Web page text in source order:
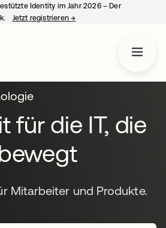
Identity im Jahr 2026 – Der
Jetzt registrieren→
für die IT, die
Mitarbeiter und Produkte.